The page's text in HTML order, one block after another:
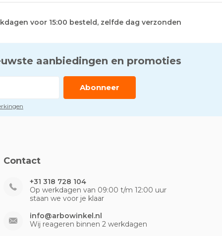
voor 15:00 besteld, zelfde dag verzonden
aanbiedingen en promoties
Abonneer
Contact
+31 318 728 104
Op werkdagen van 09:00 t/m 12:00 uur
staan we voor je klaar
info@arbowinkel.nl
Wij reageren binnen 2 werkdagen